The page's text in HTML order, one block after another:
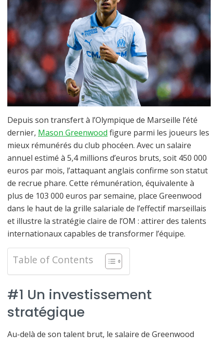
Depuis son transfert à l’Olympique de Marseille l’été
dernier, Mason Greenwood figure parmi les joueurs les
mieux rémunérés du club phocéen. Avec un salaire
annuel estimé à 5,4 millions d’euros bruts, soit 450 000
euros par mois, l’attaquant anglais confirme son statut
de recrue phare. Cette rémunération, équivalente à
plus de 103 000 euros par semaine, place Greenwood
dans le haut de la grille salariale de l’effectif marseillais
et illustre la stratégie claire de l’OM : attirer des talents
internationaux capables de transformer l’équipe.
Table of Contents
#1 Un investissement
stratégique
Au-delà de son talent brut, le salaire de Greenwood